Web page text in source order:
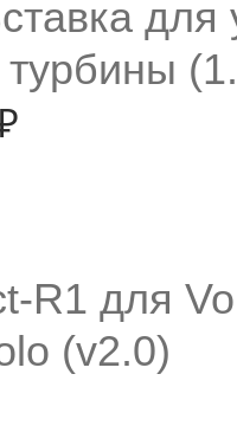
для
турбины
R1 для
(v2.0)